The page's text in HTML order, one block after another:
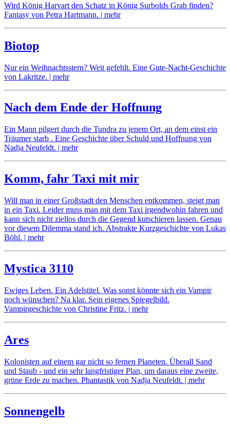
Wiedersehen
mit
Wird König Harvart den Schatz in König Surbolds Grab finden?
Fantasy von Petra Hartmann. | mehr
Biotop
Nur ein Weihnachtsstern? Weit gefehlt. Eine Gute-Nacht-Geschichte
von Lakritze. | mehr
no
comments
on
Nach dem Ende der Hoffnung
Ein Mann pilgert durch die Tundra zu jenem Ort, an dem einst ein
Träumer starb . Eine Geschichte über Schuld und Hoffnung von
Nadja Neufeldt. | mehr
no
comments
on
dem
Ende
der
Hoffnung
Komm, fahr Taxi mit mir
Will man in einer Großstadt den Menschen entkommen, steigt man
in ein Taxi. Leider muss man mit dem Taxi irgendwohin fahren und
kann sich nicht ziellos durch die Gegend kutschieren lassen. Genau
vor diesem Dilemma stand ich. Abstrakte Kurzgeschichte von Lukas
Böhl. | mehr
no
comments
on
fahr
Taxi
mit
Mystica 3110
Ewiges Leben. Ein Adelstitel. Was sonst könnte sich ein Vampir
noch wünschen? Na klar. Sein eigenes Spiegelbild.
Vampirgeschichte von Christine Fritz. | mehr
no
comments
on
3110
Ares
Kolonisten auf einem gar nicht so fernen Planeten. Überall Sand
und Staub - und ein sehr langfristiger Plan, um daraus eine zweite,
grüne Erde zu machen. Phantastik von Nadja Neufeldt. | mehr
no
comments
on
Sonnengelb